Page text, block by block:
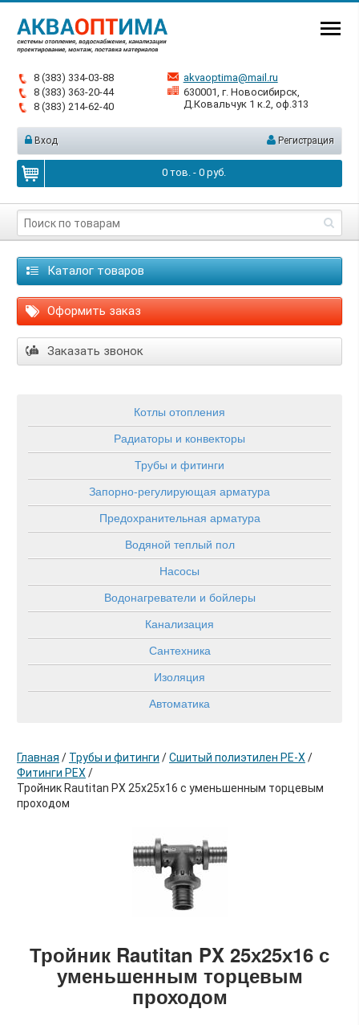
8 (383) 334-03-88
8 (383) 363-20-44
8 (383) 214-62-40
akvaoptima@mail.ru
630001, г. Новосибирск,
Д.Ковальчук 1 к.2, оф.313
Вход Регистрация
0тов. - 0руб.
Каталог товаров
Оформить заказ
Заказать звонок
Котлы отопления
Радиаторы и конвекторы
Трубы и фитинги
Запорно-регулирующая арматура
Предохранительная арматура
Водяной теплый пол
Насосы
Водонагреватели и бойлеры
Канализация
Сантехника
Изоляция
Автоматика
Главная / Трубы и фитинги /Сшитый полиэтилен РЕ-Х/
Фитинги PEX/
Тройник Rautitan PX 25х25х16 с уменьшенным торцевым
проходом
Тройник Rautitan PX 25х25х16 с
уменьшенным торцевым
проходом
в корзину